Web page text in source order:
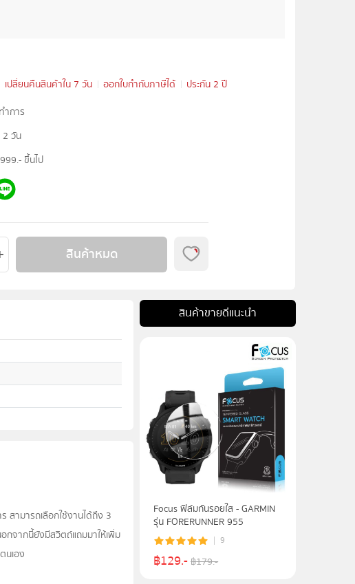
เปลี่ยนคืนสินค้าใน 7 วัน ออกใบกำกับภาษีได้
ประกัน 2 ปี
ำการ
2 วัน
ขึ้นไป
สินค้าหมด
สามารถเลือกใช้งานได้ถึง 3
กจากนี้ยังมีสวิตถ์แถมมาให้เพิ่ม
นเอง
สินค้าขายดีแนะนำ
Focus ฟิล์มกันรอยใส - GARMIN
รุ่น FORERUNNER 955
9
฿129.-฿179.-